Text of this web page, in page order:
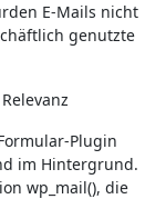
E-Mails nicht
genutzte
Plugin
im Hintergrund.
wp_mail(), die